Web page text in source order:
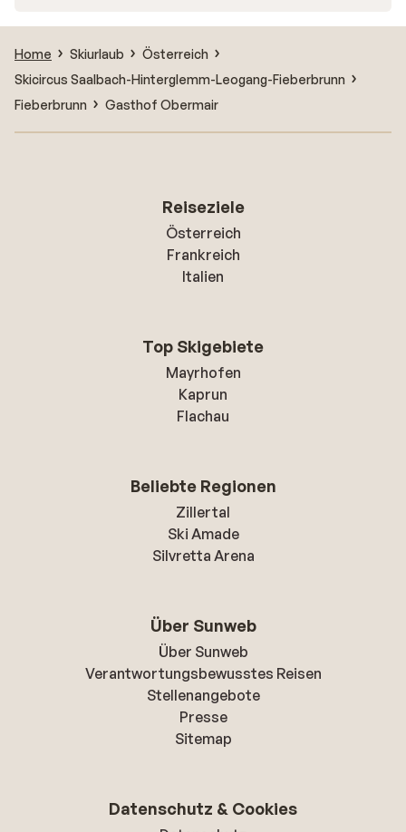
Home Skiurlaub
Österreich
Skicircus Saalbach-Hinterglemm-Leogang-Fieberbrunn
Fieberbrunn
Gasthof Obermair
Reiseziele
Österreich
Frankreich
Italien
Top Skigebiete
Mayrhofen
Kaprun
Flachau
Beliebte Regionen
Zillertal
Ski Amade
Silvretta Arena
Über Sunweb
Über Sunweb
Verantwortungsbewusstes Reisen
Stellenangebote
Presse
Sitemap
Datenschutz & Cookies